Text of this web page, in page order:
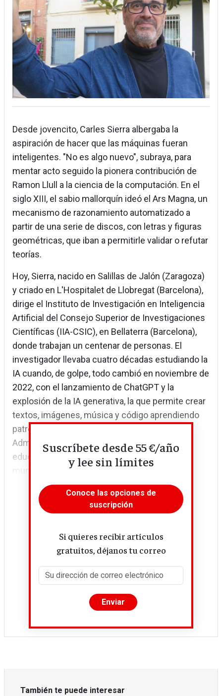
Desde jovencito, Carles Sierra albergaba la
aspiración de hacer que las máquinas fueran
inteligentes. "No es algo nuevo", subraya, para
mentar acto seguido la pionera contribución de
Ramon Llull a la ciencia de la computación. En el
siglo XIII, el sabio mallorquín ideó el Ars Magna, un
mecanismo de razonamiento automatizado a
partir de una serie de discos, con letras y figuras
geométricas, que iban a permitirle validar o refutar
teorías.
Hoy, Sierra, nacido en Salillas de Jalón (Zaragoza)
y criado en L'Hospitalet de Llobregat (Barcelona),
dirige el Instituto de Investigación en Inteligencia
Artificial del Consejo Superior de Investigaciones
Científicas (IIA-CSIC), en Bellaterra (Barcelona),
donde trabajan un centenar de personas. El
investigador llevaba cuatro décadas estudiando la
IA cuando, de golpe, todo cambió en noviembre de
2022, con el lanzamiento de ChatGPT y la
explosión de la IA generativa, la que permite crear
textos, imágenes, música y código aprendiendo
patrones a partir de datos existentes.
Administraciones, empresas, instituciones
educativas, medios de comunicación... todo el
mundo busca pistas...
Suscríbete desde 55 €/año
y lee sin límites
Conoce las opciones de
suscripción
Si quieres recibir artículos
gratuitos, déjanos tu correo
También te puede interesar